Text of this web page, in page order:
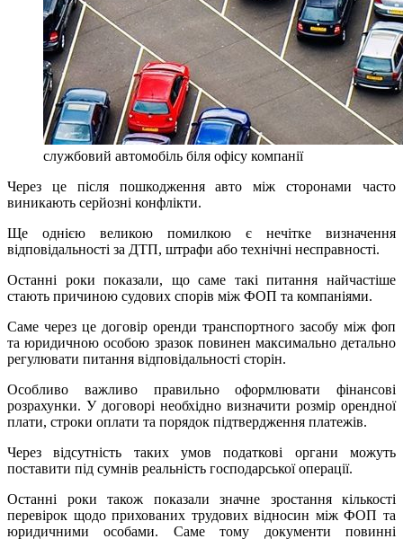
службовий автомобіль біля офісу компанії
Через це після пошкодження авто між сторонами часто
виникають серйозні конфлікти.
Ще однією великою помилкою є нечітке визначення
відповідальності за ДТП, штрафи або технічні несправності.
Останні роки показали, що саме такі питання найчастіше
стають причиною судових спорів між ФОП та компаніями.
Саме через це договір оренди транспортного засобу між фоп
та юридичною особою зразок повинен максимально детально
регулювати питання відповідальності сторін.
Особливо важливо правильно оформлювати фінансові
розрахунки. У договорі необхідно визначити розмір орендної
плати, строки оплати та порядок підтвердження платежів.
Через відсутність таких умов податкові органи можуть
поставити під сумнів реальність господарської операції.
Останні роки також показали значне зростання кількості
перевірок щодо прихованих трудових відносин між ФОП та
юридичними особами. Саме тому документи повинні